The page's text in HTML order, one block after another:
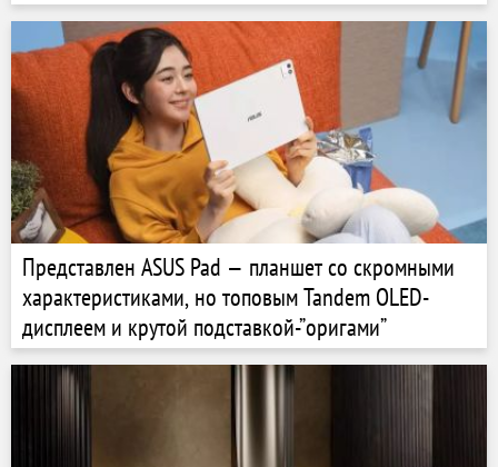
Представлен ASUS Pad — планшет со скромными
характеристиками, но топовым Tandem OLED-
дисплеем и крутой подставкой-”оригами”